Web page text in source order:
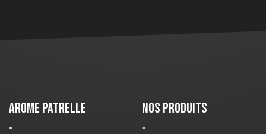
AROME PATRELLE
-
NOS PRODUITS
-